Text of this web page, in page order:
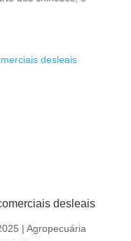
desleais
| Agropecuária